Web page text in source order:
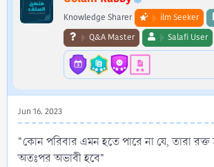
t
e
Knowledge Sharer ilm Seeker
Q&A Master
Salafi User
Jun 16, 2023
"কোন পরিবার এমন হতে পারে না যে, তারা রক্ত
অতঃপর অভাবী হবে"